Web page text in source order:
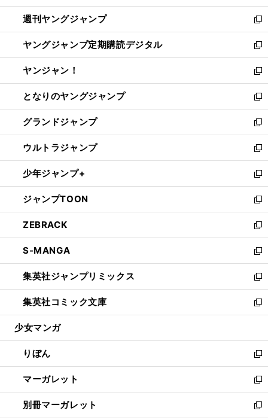
開
く
ウ
で
開
く
ン
ド
ウ
で
開
く
ウ
ィ
ン
ド
ウ
で
開
く
週刊ヤングジャンプ
新
し
い
ウ
ィ
ン
ド
ウ
で
開
く
ヤングジャンプ定期購読デジタル
新
し
い
ウ
ィ
ン
ド
ウ
で
開
く
ヤンジャン！
新
し
い
ウ
ィ
ン
ド
ウ
で
開
く
となりのヤングジャンプ
新
し
い
ウ
ィ
ン
ド
ウ
で
開
く
グランドジャンプ
新
し
い
ウ
ィ
ン
ド
ウ
で
開
く
ウルトラジャンプ
新
し
い
ウ
ィ
ン
ド
ウ
で
開
く
少年ジャンプ+
新
し
い
ウ
ィ
ン
ド
ウ
で
開
く
ジャンプTOON
新
し
い
ウ
ィ
ン
ド
ウ
で
開
ZEBRACK
新
し
い
ウ
ィ
ン
ド
ウ
開
く
S-MANGA
新
し
い
ウ
ィ
ン
ウ
で
開
く
集英社ジャンプリミックス
新
し
い
ウ
ン
ド
ウ
で
開
く
集英社コミック文庫
新
し
ウ
ィ
ン
ド
ウ
で
開
少女マンガ
りぼん
新
し
い
ウ
ィ
マーガレット
新
し
い
別冊マーガレット
新